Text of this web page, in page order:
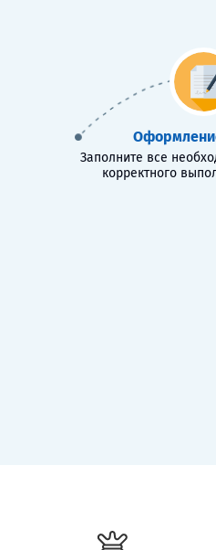
Заполните все
корректного